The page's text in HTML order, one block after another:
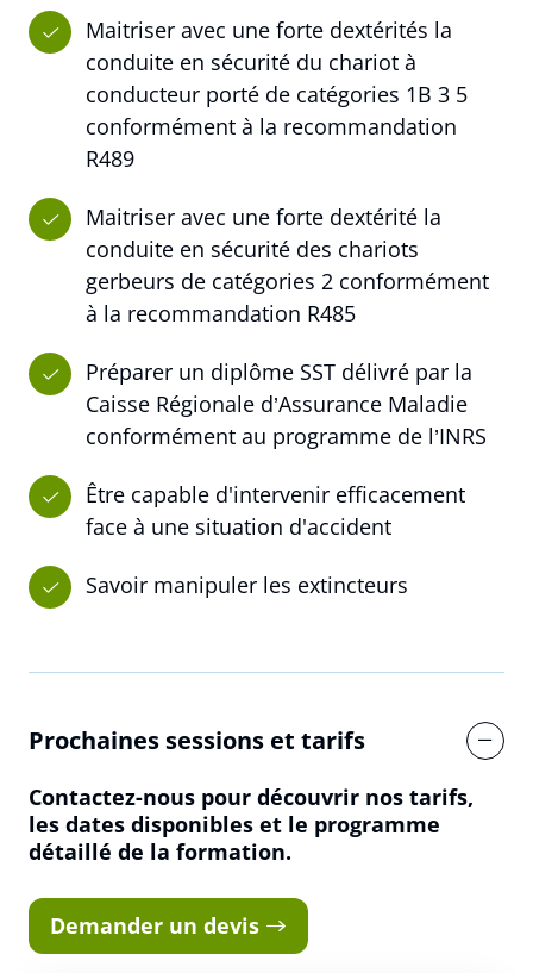
Maitriser avec une forte dextérités la
conduite en sécurité du chariot à
conducteur porté de catégories 1B 3 5
conformément à la recommandation
R489
Maitriser avec une forte dextérité la
conduite en sécurité des chariots
gerbeurs de catégories 2 conformément
à la recommandation R485
Préparer un diplôme SST délivré par la
Caisse Régionale d’Assurance Maladie
conformément au programme de l’INRS
Être capable d'intervenir efficacement
face à une situation d'accident
Savoir manipuler les extincteurs
Prochaines sessions et tarifs
Contactez-nous pour découvrir nos tarifs,
les dates disponibles et le programme
détaillé de la formation.
Demander un devis
Réserver une session